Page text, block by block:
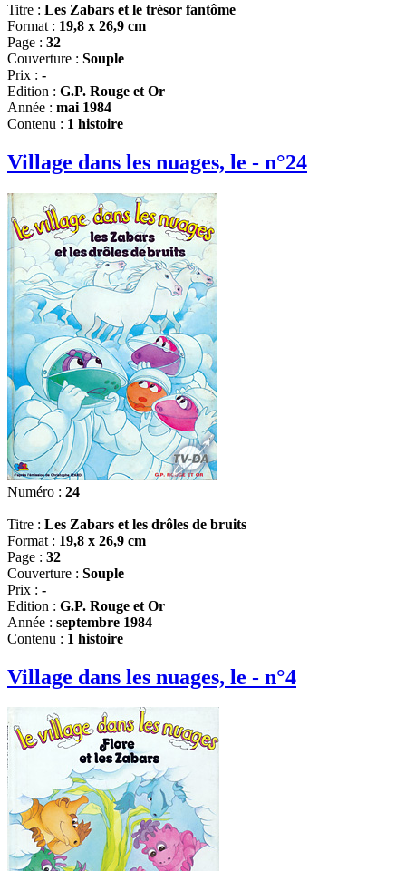
Titre : Les Zabars et le trésor fantôme
Format : 19,8 x 26,9 cm
Page : 32
Couverture : Souple
Prix : -
Edition : G.P. Rouge et Or
Année : mai 1984
Contenu : 1 histoire
Village dans les nuages, le - n°24
Numéro : 24
Titre : Les Zabars et les drôles de bruits
Format : 19,8 x 26,9 cm
Page : 32
Couverture : Souple
Prix : -
Edition : G.P. Rouge et Or
Année : septembre 1984
Contenu : 1 histoire
Village dans les nuages, le - n°4